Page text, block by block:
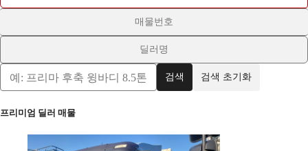
매물번호
딜러명
검색 검색 초기화
프리미엄 딜러 매물